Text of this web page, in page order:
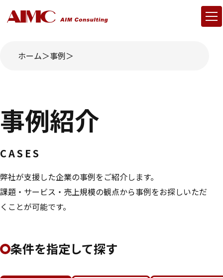
ホーム 事例
事例紹介
CASES
弊社が支援した企業の事例をご紹介します。
課題・サービス・売上規模の観点から事例をお探しいただ
くことが可能です。
条件を指定して探す